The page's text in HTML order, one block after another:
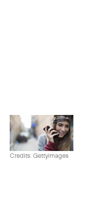
Credits: Gettyimages